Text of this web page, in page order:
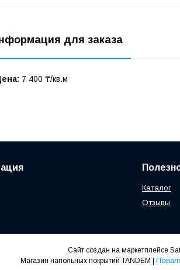
для заказа
7 400 ₸/кв.м
Каталог
Отзывы
Сайт создан на маркетплейсе